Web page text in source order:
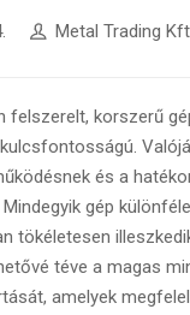
Metal Trading
felszerelt, korszerű
és a
gép
tökéletesen
téve a magas
amelyek